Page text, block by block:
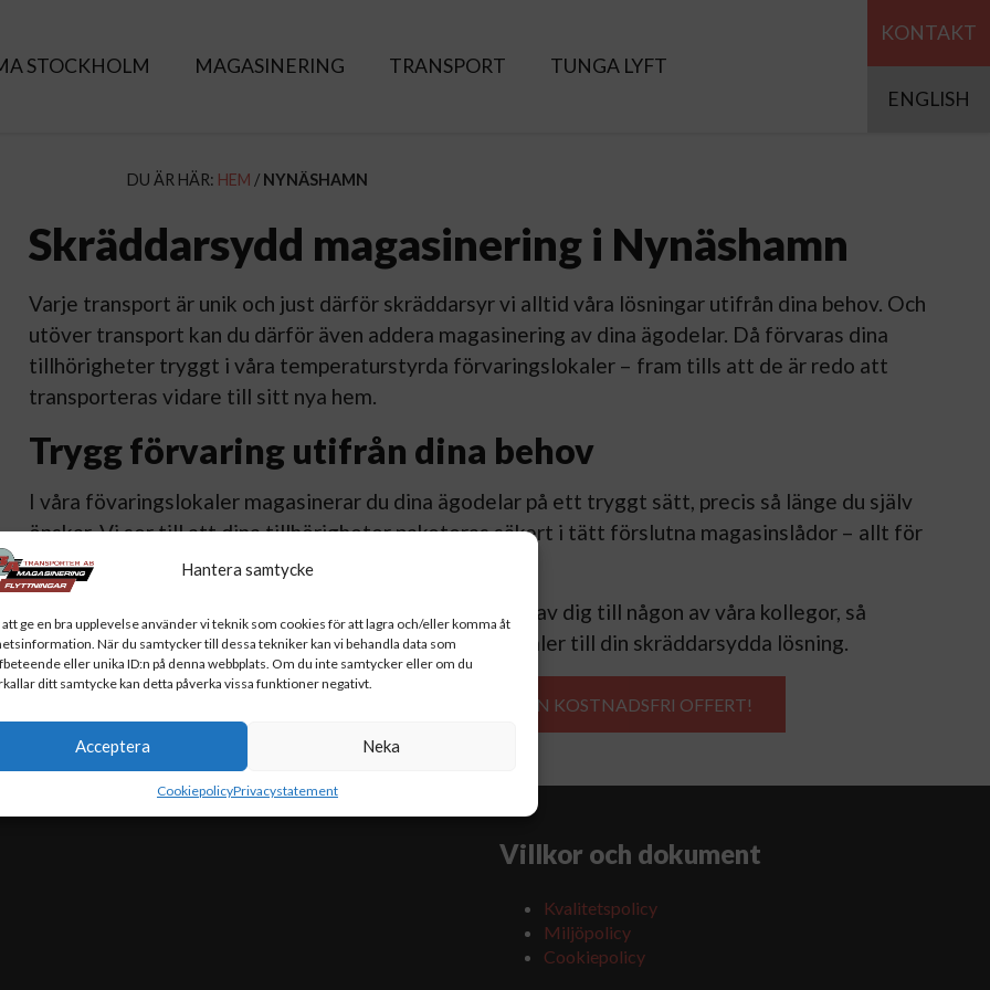
Hantera samtycke
ge en bra upplevelse använder vi teknik som cookies för att lagra och/eller komma åt
När du samtycker till dessa tekniker kan vi behandla data som
eller unika ID:n på denna webbplats. Om du inte samtycker eller om du
ditt samtycke kan detta påverka vissa funktioner negativt.
Acceptera Neka
CookiepolicyPrivacystatement
STOCKHOLM MAGASINERING TRANSPORT TUNGA LYFT
KONTAKT
ENGLISH
DU ÄR HÄR: HEM / NYNÄSHAMN
Skräddarsydd magasinering i Nynäshamn
Varje transport är unik och just därför skräddarsyr vi alltid våra lösningar utifrån dina behov. Och
utöver transport kan du därför även addera magasinering av dina ägodelar. Då förvaras dina
tillhörigheter tryggt i våra temperaturstyrda förvaringslokaler – fram tills att de är redo att
transporteras vidare till sitt nya hem.
Trygg förvaring utifrån dina behov
I våra fövaringslokaler magasinerar du dina ägodelar på ett tryggt sätt, precis så länge du själv
önskar. Vi ser till att dina tillhörigheter paketeras säkert i tätt förslutna magasinslådor – allt för
att öka tryggheten både för dig och för dem.
Låter det som helt rätt förvaringslösning för dig? Hör av dig till någon av våra kollegor, så
adderar vi förvaring i temperaturstyrda förvaringslokaler till din skräddarsydda lösning.
VÄLKOMMEN ATT KONTAKTA OSS FÖR ATT TA DEL AV EN KOSTNADSFRI OFFERT!
Villkor och dokument
Kvalitetspolicy
Miljöpolicy
Cookiepolicy